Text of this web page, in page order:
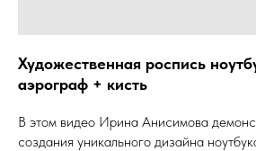
Художественная роспись
аэрограф + кисть
В этом видео Ирина Анисимова
создания уникального дизайна